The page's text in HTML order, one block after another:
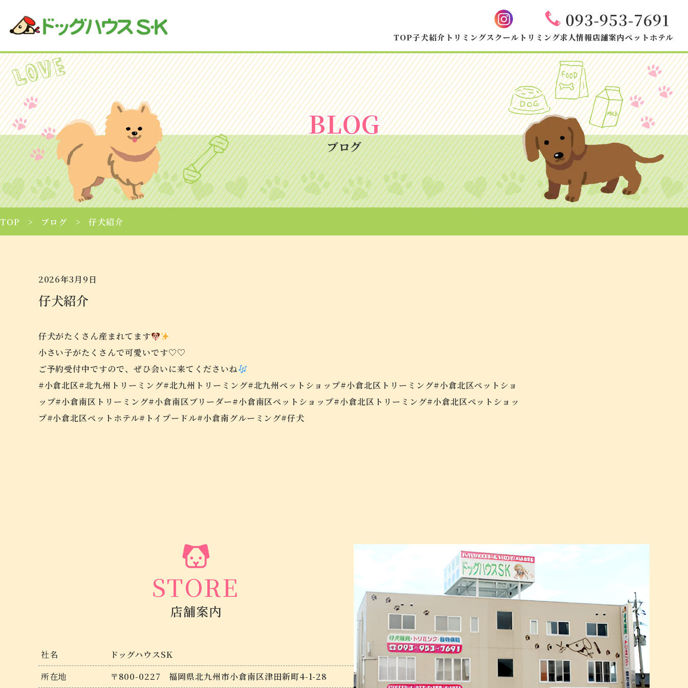
093-953-7691
TOP子犬紹介 トリミングスクール トリミング求人情報店舗案内ペットホテル
BLOG
ブログ
TOP ブログ 仔犬紹介
2026年3月9日
仔犬紹介
仔犬がたくさん産まれてます
小さい子がたくさんで可愛いです♡♡
ご予約受付中ですので、ぜひ会いに来てくださいね
#小倉北区#北九州トリーミング#北九州トリーミング#北九州ペットショップ#小倉北区トリーミング#小倉北区ペットショ
ップ#小倉南区トリーミング#小倉南区ブリーダー#小倉南区ペットショップ#小倉北区トリーミング#小倉北区ペットショッ
プ#小倉北区ペットホテル#トイプードル#小倉南グルーミング#仔犬
STORE
店舗案内
社名
ドッグハウスSK
所在地
〒800-0227 福岡県北九州市小倉南区津田新町4-1-28